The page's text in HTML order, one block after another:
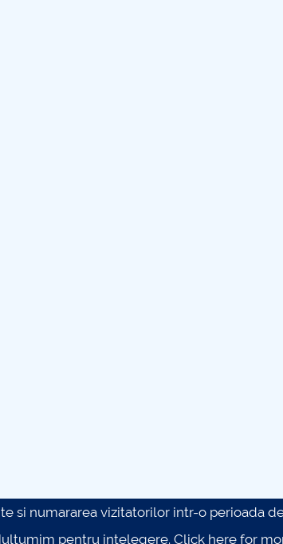
si numararea vizitatorilor intr-o perioada
pentru intelegere. Click here for